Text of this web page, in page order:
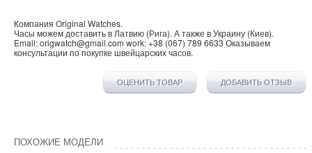
Компания Original Watches.
Часы можем доставить в Латвию (Рига). А также вУкраину (Киев).
Email:origwatch@gmail.com work:+38 (067) 789 6633 Оказываем
консультации по покупке швейцарских часов.
ОЦЕНИТЬ ТОВАР ДОБАВИТЬ ОТЗЫВ
ПОХОЖИЕ МОДЕЛИ